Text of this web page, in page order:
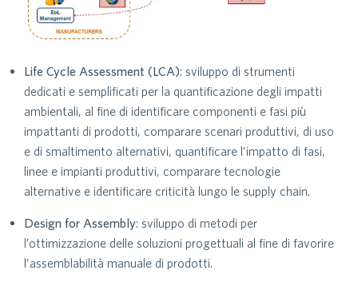
Life Cycle Assessment (LCA): sviluppo di strumenti
dedicati e semplificati per la quantificazione degli impatti
ambientali, al fine di identificare componenti e fasi più
impattanti di prodotti, comparare scenari produttivi, di uso
e di smaltimento alternativi, quantificare l’impatto di fasi,
linee e impianti produttivi, comparare tecnologie
alternative e identificare criticità lungo le supply chain.
Design for Assembly: sviluppo di metodi per
l’ottimizzazione delle soluzioni progettuali al fine di favorire
l’assemblabilità manuale di prodotti.